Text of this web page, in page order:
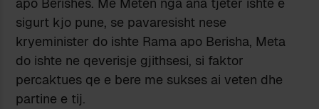
apo Berishes. Me Meten nga ana tjeter ishte e
sigurt kjo pune, se pavaresisht nese
kryeminister do ishte Rama apo Berisha, Meta
do ishte ne qeverisje gjithsesi, si faktor
percaktues qe e bere me sukses ai veten dhe
partine e tij.